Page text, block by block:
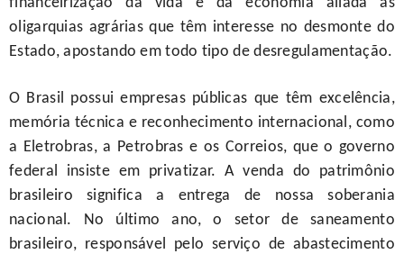
oligarquias agrárias que têm interesse no desmonte do
Estado, apostando em todo tipo de desregulamentação.
O Brasil possui empresas públicas que têm excelência,
memória técnica e reconhecimento internacional, como
a Eletrobras, a Petrobras e os Correios, que o governo
federal insiste em privatizar. A venda do patrimônio
brasileiro significa a entrega de nossa soberania
nacional. No último ano, o setor de saneamento
brasileiro, responsável pelo serviço de abastecimento